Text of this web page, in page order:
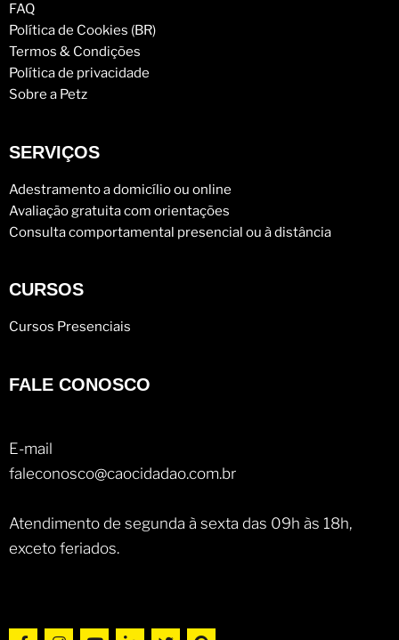
FAQ
Política de Cookies (BR)
Termos & Condições
Política de privacidade
Sobre a Petz
SERVIÇOS
Adestramento a domicílio ou online
Avaliação gratuita com orientações
Consulta comportamental presencial ou à distância
CURSOS
Cursos Presenciais
FALE CONOSCO
E-mail
faleconosco@caocidadao.com.br
Atendimento de segunda à sexta das 09h às 18h,
exceto feriados.